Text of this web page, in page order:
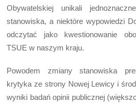
Obywatelskiej unikali
stanowiska, a niektóre wypowiedzi
odczytać jako kwestionowanie
TSUE w naszym kraju.
Powodem zmiany stanowiska
krytyka ze strony Nowej Lewicy i
wyniki badań opinii publicznej